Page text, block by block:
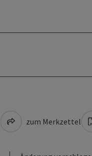
zum Merkzettel